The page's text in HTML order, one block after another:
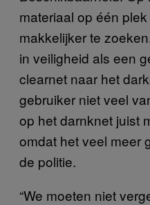
materiaal op één
makkelijker te
in veiligheid als een
clearnet naar het
gebruiker niet veel
op het darnknet juist
omdat het veel meer
de politie.
“We moeten niet